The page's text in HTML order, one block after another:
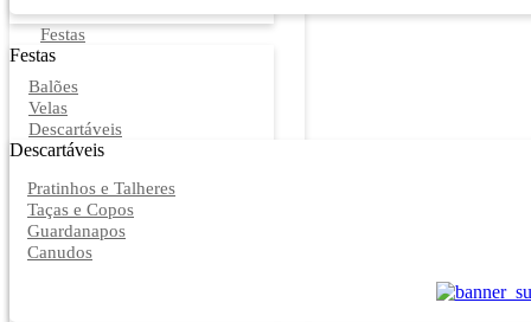
Festas
Festas
Balões
Velas
Descartáveis
Descartáveis
Pratinhos e Talheres
Taças e Copos
Guardanapos
Canudos